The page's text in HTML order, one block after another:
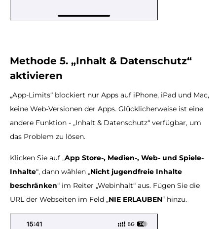
Methode 5. „Inhalt & Datenschutz“
aktivieren
„App-Limits“ blockiert nur Apps auf iPhone, iPad und Mac,
keine Web-Versionen der Apps. Glücklicherweise ist eine
andere Funktion - „Inhalt & Datenschutz“ verfügbar, um
das Problem zu lösen.
Klicken Sie auf „App Store-, Medien-, Web- und Spiele-
Inhalte“, dann wählen „Nicht jugendfreie Inhalte
beschränken“ im Reiter „Webinhalt“ aus. Fügen Sie die
URL der Webseiten im Feld „NIE ERLAUBEN“ hinzu.